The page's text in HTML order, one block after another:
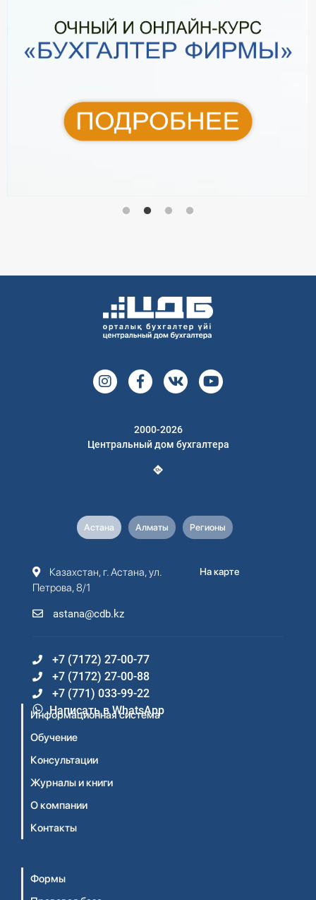
2000-2026
Центральный дом бухгалтера
Астана Алматы Регионы
Казахстан, г. Астана, ул.
Петрова, 8/1
astana@cdb.kz
На карте
+7 (7172) 27-00-77
+7 (7172) 27-00-88
+7 (771) 033-99-22
Написать в WhatsApp
Информационная система
Обучение
Консультации
Журналы и книги
О компании
Контакты
Формы